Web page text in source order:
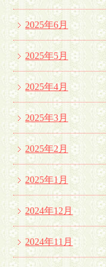
2025年6月
2025年5月
2025年4月
2025年3月
2025年2月
2025年1月
2024年12月
2024年11月